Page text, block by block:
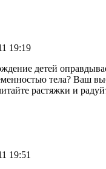
19:19
детей
тела? Ваш
растяжки и
19:51